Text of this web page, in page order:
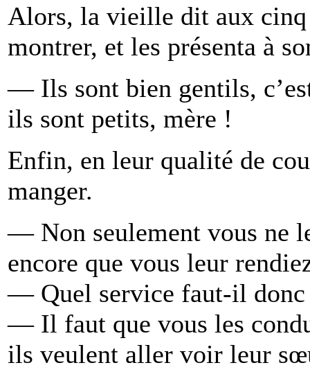
Alors, la vieille dit aux cinq
montrer, et les présenta à
— Ils sont bien gentils,
ils sont petits, mère !
Enfin, en leur qualité de
manger.
— Non seulement vous ne
encore que vous leur
— Quel service faut-il donc
— Il faut que vous les
ils veulent aller voir leur